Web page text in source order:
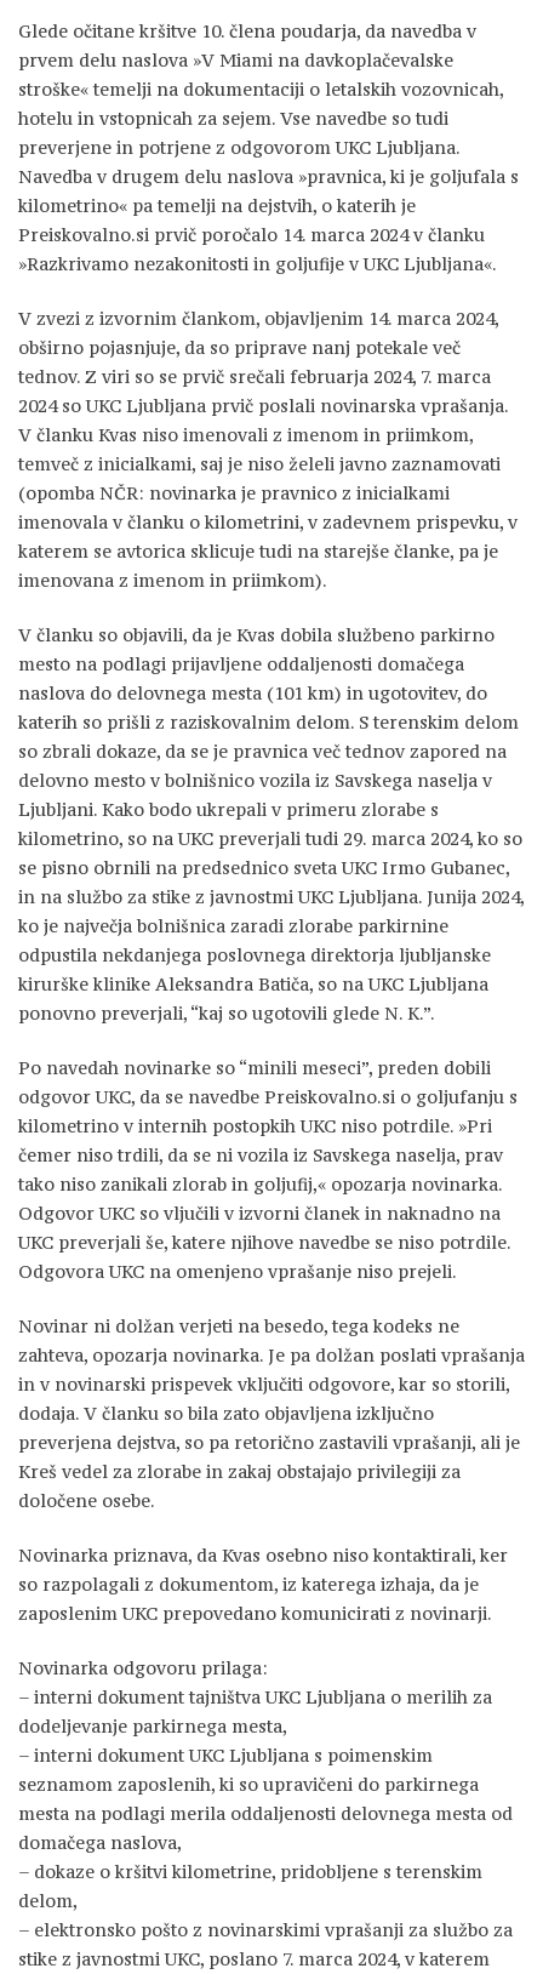
Glede očitane kršitve 10. člena poudarja, da navedba v
prvem delu naslova »V Miami na davkoplačevalske
stroške« temelji na dokumentaciji o letalskih vozovnicah,
hotelu in vstopnicah za sejem. Vse navedbe so tudi
preverjene in potrjene z odgovorom UKC Ljubljana.
Navedba v drugem delu naslova »pravnica, ki je goljufala s
kilometrino« pa temelji na dejstvih, o katerih je
Preiskovalno.si prvič poročalo 14. marca 2024 v članku
»Razkrivamo nezakonitosti in goljufije v UKC Ljubljana«.
V zvezi z izvornim člankom, objavljenim 14. marca 2024,
obširno pojasnjuje, da so priprave nanj potekale več
tednov. Z viri so se prvič srečali februarja 2024, 7. marca
2024 so UKC Ljubljana prvič poslali novinarska vprašanja.
V članku Kvas niso imenovali z imenom in priimkom,
temveč z inicialkami, saj je niso želeli javno zaznamovati
(opomba NČR: novinarka je pravnico z inicialkami
imenovala v članku o kilometrini, v zadevnem prispevku, v
katerem se avtorica sklicuje tudi na starejše članke, pa je
imenovana z imenom in priimkom).
V članku so objavili, da je Kvas dobila službeno parkirno
mesto na podlagi prijavljene oddaljenosti domačega
naslova do delovnega mesta (101 km) in ugotovitev, do
katerih so prišli z raziskovalnim delom. S terenskim delom
so zbrali dokaze, da se je pravnica več tednov zapored na
delovno mesto v bolnišnico vozila iz Savskega naselja v
Ljubljani. Kako bodo ukrepali v primeru zlorabe s
kilometrino, so na UKC preverjali tudi 29. marca 2024, ko so
se pisno obrnili na predsednico sveta UKC Irmo Gubanec,
in na službo za stike z javnostmi UKC Ljubljana. Junija 2024,
ko je največja bolnišnica zaradi zlorabe parkirnine
odpustila nekdanjega poslovnega direktorja ljubljanske
kirurške klinike Aleksandra Batiča, so na UKC Ljubljana
ponovno preverjali, “kaj so ugotovili glede N. K.”.
Po navedah novinarke so “minili meseci”, preden dobili
odgovor UKC, da se navedbe Preiskovalno.si o goljufanju s
kilometrino v internih postopkih UKC niso potrdile. »Pri
čemer niso trdili, da se ni vozila iz Savskega naselja, prav
tako niso zanikali zlorab in goljufij,« opozarja novinarka.
Odgovor UKC so vljučili v izvorni članek in naknadno na
UKC preverjali še, katere njihove navedbe se niso potrdile.
Odgovora UKC na omenjeno vprašanje niso prejeli.
Novinar ni dolžan verjeti na besedo, tega kodeks ne
zahteva, opozarja novinarka. Je pa dolžan poslati vprašanja
in v novinarski prispevek vključiti odgovore, kar so storili,
dodaja. V članku so bila zato objavljena izključno
preverjena dejstva, so pa retorično zastavili vprašanji, ali je
Kreš vedel za zlorabe in zakaj obstajajo privilegiji za
določene osebe.
Novinarka priznava, da Kvas osebno niso kontaktirali, ker
so razpolagali z dokumentom, iz katerega izhaja, da je
zaposlenim UKC prepovedano komunicirati z novinarji.
Novinarka odgovoru prilaga:
– interni dokument tajništva UKC Ljubljana o merilih za
dodeljevanje parkirnega mesta,
– interni dokument UKC Ljubljana s poimenskim
seznamom zaposlenih, ki so upravičeni do parkirnega
mesta na podlagi merila oddaljenosti delovnega mesta od
domačega naslova,
– dokaze o kršitvi kilometrine, pridobljene s terenskim
delom,
– elektronsko pošto z novinarskimi vprašanji za službo za
stike z javnostmi UKC, poslano 7. marca 2024, v katerem